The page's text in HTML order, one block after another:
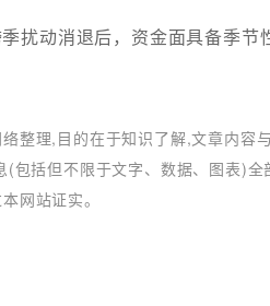
扰动消退后，资金面具备季
整理,目的在于知识了解,文章内容
包括但不限于文字、数据、图表)
网站证实。